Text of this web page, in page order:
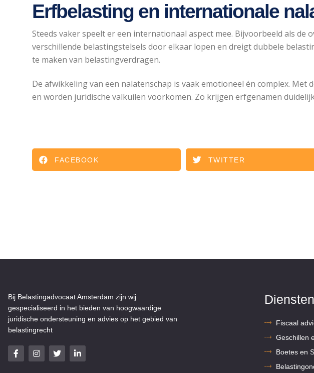
Erfbelasting en internationale
Steeds vaker speelt er een internationaal aspect mee. Bijvoorbeeld als
verschillende belastingstelsels door elkaar lopen en dreigt dubbele
te maken van belastingverdragen.
De afwikkeling van een nalatenschap is vaak emotioneel én complex. Met
en worden juridische valkuilen voorkomen. Zo krijgen erfgenamen
FACEBOOK TWITTER
Bij Belastingadvocaat Amsterdam zijn wij
gespecialiseerd in het bieden van hoogwaardige
juridische ondersteuning en advies op het gebied van
belastingrecht
Diensten
Fiscaal
Geschillen
Boetes en